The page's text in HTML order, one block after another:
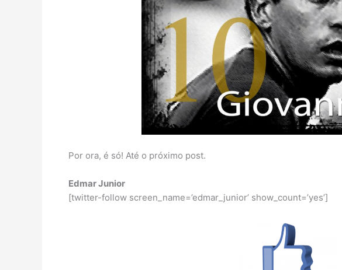
Por ora, é só! Até o próximo post.
Edmar Junior
[twitter-follow screen_name=’edmar_junior’ show_count=’yes’]